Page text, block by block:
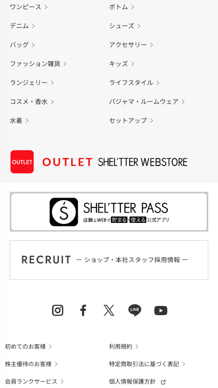
ワンピース ボトム
デニム シューズ
バッグ アクセサリー
ファッション雑貨 キッズ
ランジェリー ライフスタイル
コスメ・香水 パジャマ・ルームウェア
水着 セットアップ
初めてのお客様
利用規約
株主優待のお客様
特定商取引法に基づく表記
会員ランクサービス
個人情報保護方針